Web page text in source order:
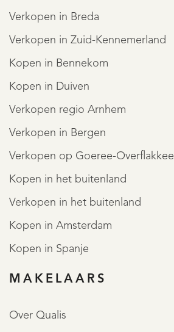
Verkopen in Breda
Verkopen in Zuid-Kennemerland
Kopen in Bennekom
Kopen in Duiven
Verkopen regio Arnhem
Verkopen in Bergen
Verkopen op Goeree-Overflakkee
Kopen in het buitenland
Verkopen in het buitenland
Kopen in Amsterdam
Kopen in Spanje
MAKELAARS
Over Qualis